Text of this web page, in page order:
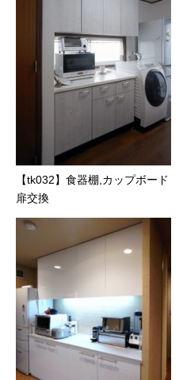
【tk032】食器棚,カップボード
扉交換